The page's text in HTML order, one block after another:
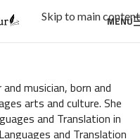
Skip to main content
MENU
musician, born and
arts and culture. She
and Translation in
and Translation